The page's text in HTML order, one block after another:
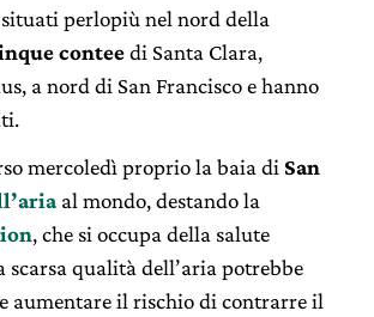
situati perlopiù nel nord della
conteedi Santa Clara,
a nord di San Francisco e hanno
mercoledì proprio la baia di San
al mondo, destando la
, che si occupa della salute
scarsa qualità dell’aria potrebbe
aumentare il rischio di contrarre il